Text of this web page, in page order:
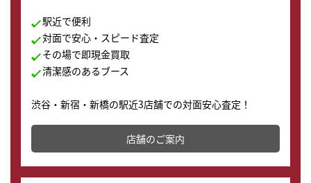
駅近で便利
対面で安心・スピード査定
その場で即現金買取
清潔感のあるブース
渋谷・新宿・新橋の駅近3店舗での対面安心査定！
その場で現金買取致します。渋谷本店では、時計販売の
店舗を併設しており、下取りに出してお得に新しい時計
の購入もできます♪
店舗のご案内